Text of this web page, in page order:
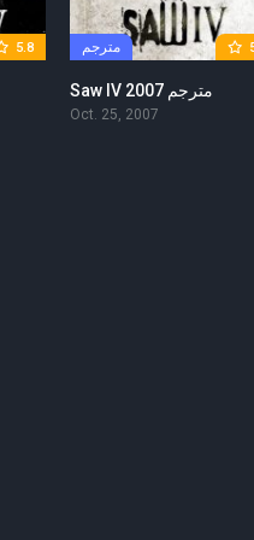
5.8 مترجم
Saw IV 2007 مترجم
Oct. 25, 2007